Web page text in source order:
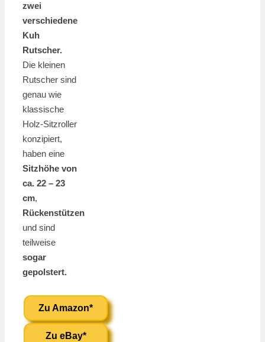
zwei
verschiedene
Kuh
Rutscher.
Die kleinen
Rutscher sind
genau wie
klassische
Holz-Sitzroller
konzipiert,
haben eine
Sitzhöhe von
ca. 22 – 23
cm,
Rückenstützen
und sind
teilweise
sogar
gepolstert.
Zu Amazon*
Zu eBay*